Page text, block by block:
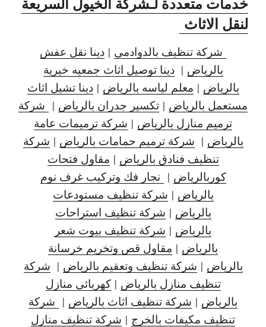
لنقل الاثاث
شركة تنظيف بالدوادمي | دينا نقل عفش
بالرياض |دينا توصيل اثاث جمعيه خيرية
بالرياض | معلم لياسه بالرياض |دينا تشيل اثاث
مستعمل بالرياض | تكسير جدران بالرياض | شركة
ترميم منازل بالرياض | شركة ترميمات عامة
بالرياض | شركة ترميم حمامات بالرياض | شركة
تنظيف فنادق بالرياض | مقاول فتحات
كوربالرياض | نجار فك وتركيب غرف نوم
بالرياض | شركة تنظيف مستودعات
بالرياض | شركة تنظيف استراحات
بالرياض | شركة تنظيف بيوت شعر
بالرياض | مقاول قص وتخريم خرسانة
بالرياض | شركة تنظيف وتعقيم بالرياض | شركة
تنظيف منازل بالرياض |كهربائي منازل
بالرياض | شركة تنظيف اثاث بالرياض | شركة
تنظيف مكيفات بالخرج | شركة تنظيف منازل